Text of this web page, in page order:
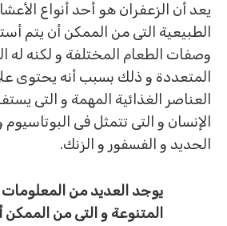
يعد أن الزعفران هو أحد أنواع
الطبيعية التى من الممكن أن يتم
وصفات الطعام المختلفة و لكنه له
المتعددة و ذلك بسبب أنه يحتوى
العناصر الغذائية المهمة و التى
الإنسان و التى تتمثل فى
الحديد و الفسفور و الزنك.
يوجد العديد من المعلومات
المتنوعة و التى من الممكن